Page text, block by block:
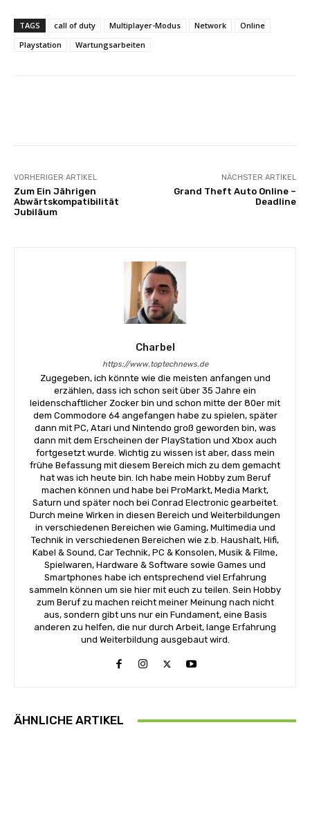
TAGS call of duty Multiplayer-Modus Network
Online
Playstation
Wartungsarbeiten
VORHERIGER ARTIKEL
Zum Ein Jährigen
Abwärtskompatibilität
Jubiläum
NÄCHSTER ARTIKEL
Grand Theft Auto Online –
Deadline
Charbel
https://www.toptechnews.de
Zugegeben, ich könnte wie die meisten anfangen und
erzählen, dass ich schon seit über 35 Jahre ein
leidenschaftlicher Zocker bin und schon mitte der 80er mit
dem Commodore 64 angefangen habe zu spielen, später
dann mit PC, Atari und Nintendo groß geworden bin, was
dann mit dem Erscheinen der PlayStation und Xbox auch
fortgesetzt wurde. Wichtig zu wissen ist aber, dass mein
frühe Befassung mit diesem Bereich mich zu dem gemacht
hat was ich heute bin. Ich habe mein Hobby zum Beruf
machen können und habe bei ProMarkt, Media Markt,
Saturn und später noch bei Conrad Electronic gearbeitet.
Durch meine Wirken in diesen Bereich und Weiterbildungen
in verschiedenen Bereichen wie Gaming, Multimedia und
Technik in verschiedenen Bereichen wie z.b. Haushalt, Hifi,
Kabel & Sound, Car Technik, PC & Konsolen, Musik & Filme,
Spielwaren, Hardware & Software sowie Games und
Smartphones habe ich entsprechend viel Erfahrung
sammeln können um sie hier mit euch zu teilen. Sein Hobby
zum Beruf zu machen reicht meiner Meinung nach nicht
aus, sondern gibt uns nur ein Fundament, eine Basis
anderen zu helfen, die nur durch Arbeit, lange Erfahrung
und Weiterbildung ausgebaut wird.
ÄHNLICHE ARTIKEL